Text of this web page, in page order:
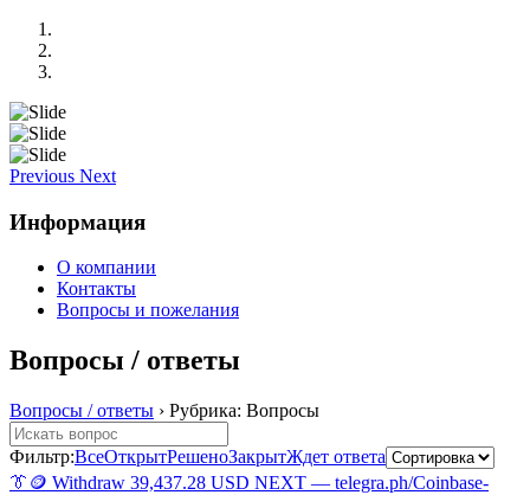
Previous Next
Информация
О компании
Контакты
Вопросы и пожелания
Вопросы / ответы
Вопросы / ответы › Рубрика: Вопросы
Фильтр:ВсеОткрытРешеноЗакрытЖдет ответа
👔🪙 Withdraw 39,437.28 USD NEXT — telegra.ph/Coinbase-